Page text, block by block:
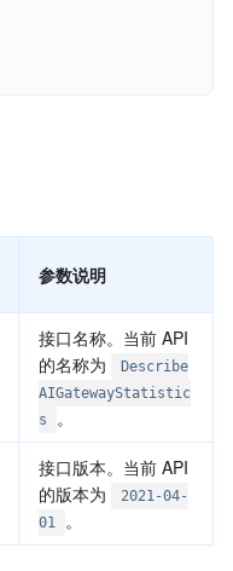
参数说明
接口名称。当前 API
的名称为
Describe
AIGatewayStatistic
s
。
接口版本。当前 API
的版本为
2021-04-
01
。